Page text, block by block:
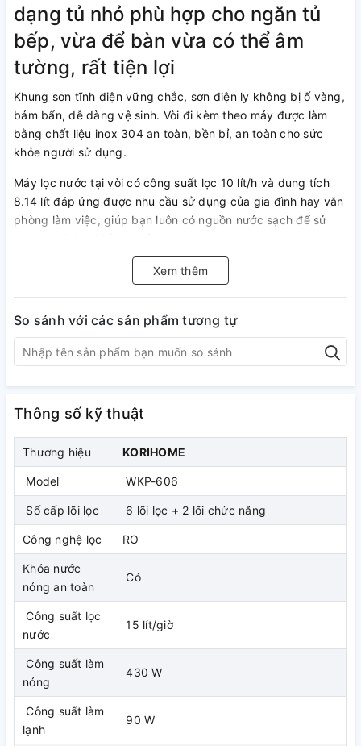
dạng tủ nhỏ phù hợp cho ngăn tủ
bếp, vừa để bàn vừa có thể âm
tường, rất tiện lợi
Khung sơn tĩnh điện vững chắc, sơn điện ly không bị ố vàng,
bám bẩn, dễ dàng vệ sinh. Vòi đi kèm theo máy được làm
bằng chất liệu inox 304 an toàn, bền bỉ, an toàn cho sức
khỏe người sử dụng.
Máy lọc nước tại vòi có công suất lọc 10 lít/h và dung tích
8.14 lít đáp ứng được nhu cầu sử dụng của gia đình hay văn
phòng làm việc, giúp bạn luôn có nguồn nước sạch để sử
Bình chứa được làm bằng thép, có túi cao su chứa nước bên
trong, chuẩn vệ sinh an toàn thực phẩm đảm bảo không ảnh
Van khoá bình áp thiết kế dễ điều
chỉnh, giúp bạn chủ động kiểm soát
nguồn nước vào máy
Xem thêm
So sánh với các sản phẩm tương tự
Thông số kỹ thuật
Thương hiệu KORIHOME
Model WKP-606
Số cấp lõi lọc 6 lõi lọc + 2 lõi chức năng
Công nghệ lọc RO
Khóa nước
nóng an toàn
Có
Công suất lọc
nước
15 lít/giờ
Công suất làm
nóng
430 W
Công suất làm
lạnh
90 W